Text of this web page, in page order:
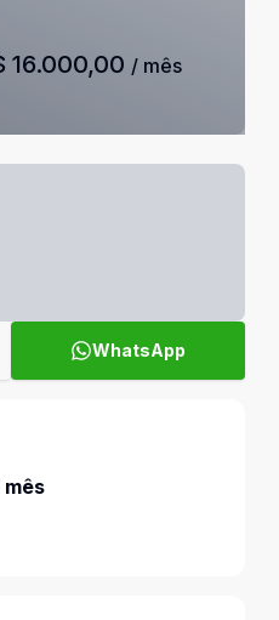
16.000,00 / mês
WhatsApp
mês